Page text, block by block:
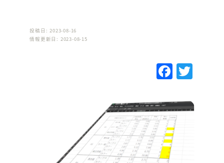
投稿日: 2023-08-16
情報更新日: 2023-08-15
F
a
c
e
b
o
T
it
te